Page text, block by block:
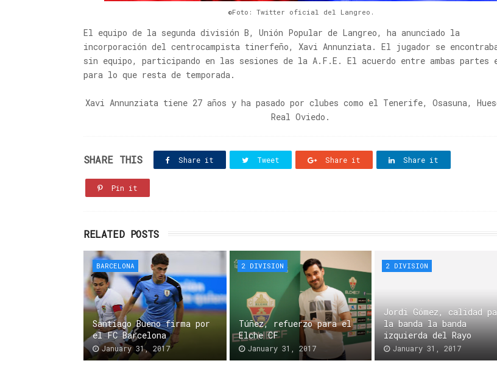
©Foto: Twitter oficial del Langreo.
El equipo de la segunda división B, Unión Popular de Langreo, ha anunciado la
incorporación del centrocampista tinerfeño, Xavi Annunziata. El jugador se
sin equipo, participando en las sesiones de la A.F.E. El acuerdo entre ambas partes
para lo que resta de temporada.
Xavi Annunziata tiene 27 años y ha pasado por clubes como el Tenerife, Osasuna,
Real Oviedo.
SHARE THIS Share it Tweet Share it Share it
Pin it
RELATED POSTS
BARCELONA
Santiago Bueno firma por
el FC Barcelona
January 31, 2017
2 DIVISION
Túñez, refuerzo para el
Elche CF
January 31, 2017
2 DIVISION
Jordi Gómez, calidad
la banda la banda
izquierda del Rayo
January 31, 2017